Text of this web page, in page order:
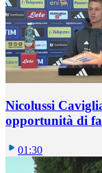
Nicolussi
opportunità di
01:30